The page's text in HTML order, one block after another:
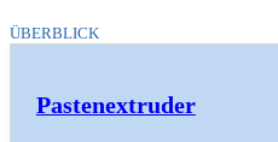
ÜBERBLICK
Pastenextruder